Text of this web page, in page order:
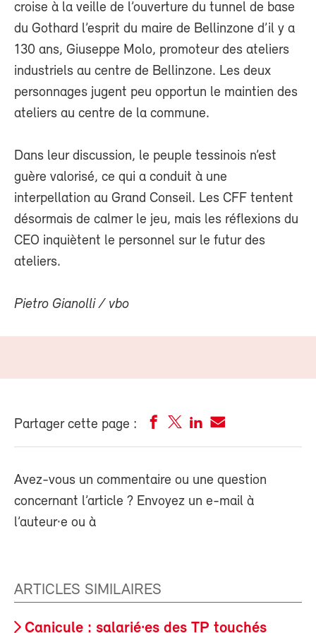
croise à la veille de l’ouverture du tunnel de base
du Gothard l’esprit du maire de Bellinzone d’il y a
130 ans, Giuseppe Molo, promoteur des ateliers
industriels au centre de Bellinzone. Les deux
personnages jugent peu opportun le maintien des
ateliers au centre de la commune.
Dans leur discussion, le peuple tessinois n’est
guère valorisé, ce qui a conduit à une
interpellation au Grand Conseil. Les CFF tentent
désormais de calmer le jeu, mais les réflexions du
CEO inquiètent le personnel sur le futur des
ateliers.
Pietro Gianolli / vbo
Partager cette page :
Avez-vous un commentaire ou une question
concernant l’article ? Envoyez un e-mail à
l’auteur·e ou à
ARTICLES SIMILAIRES
Canicule : salarié·es des TP touchés